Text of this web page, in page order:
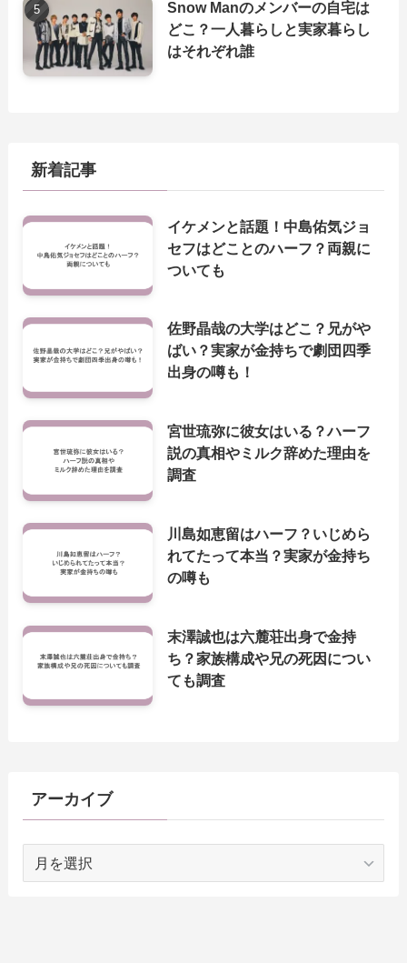
Snow Manのメンバーの自宅は
どこ？一人暮らしと実家暮らし
はそれぞれ誰
新着記事
イケメンと話題！中島佑気ジョ
セフはどことのハーフ？両親に
ついても
佐野晶哉の大学はどこ？兄がや
ばい？実家が金持ちで劇団四季
出身の噂も！
宮世琉弥に彼女はいる？ハーフ
説の真相やミルク辞めた理由を
調査
川島如恵留はハーフ？いじめら
れてたって本当？実家が金持ち
の噂も
末澤誠也は六麓荘出身で金持
ち？家族構成や兄の死因につい
ても調査
アーカイブ